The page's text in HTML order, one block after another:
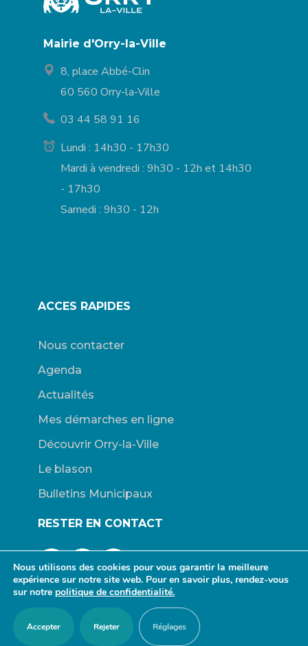
Mairie d'Orry-la-Ville
8, place Abbé-Clin
60 560 Orry-la-Ville
03 44 58 91 16
Lundi : 14h30 - 17h30
Mardi à vendredi : 9h30 - 12h et 14h30
- 17h30
Samedi : 9h30 - 12h
ACCES RAPIDES
Nous contacter
Agenda
Actualités
Mes démarches en ligne
Découvrir Orry-la-Ville
Le blason
Bulletins Municipaux
RESTER EN CONTACT
Connexion Mentions légales
propulsé par Wordpress. | Design :
Nous utilisons des cookies pour vous garantir la meilleure
expérience sur notre site web. Pour en savoir plus, rendez-vous
sur notre politique de confidentialité.
Accepter Rejeter Réglages